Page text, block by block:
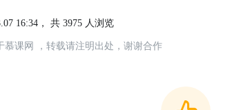
16:34， 共 3975 人浏览
慕课网 ，转载请注明出处，谢谢合作